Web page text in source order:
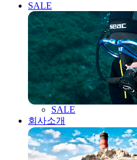
SALE
SALE
회사소개